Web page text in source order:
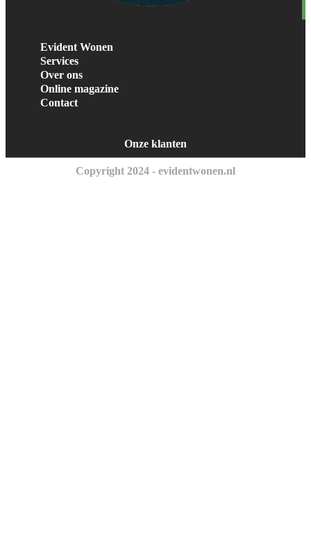
Evident Wonen
Services
Over ons
Online magazine
Contact
Onze klanten
Copyright 2024 - evidentwonen.nl